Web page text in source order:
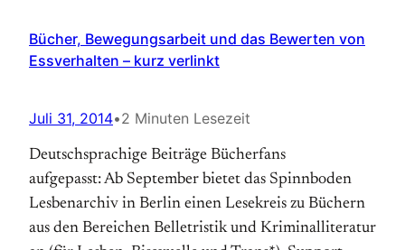
Bücher, Bewegungsarbeit und das Bewerten von
Essverhalten – kurz verlinkt
Juli 31, 2014•2 Minuten Lesezeit
Deutschsprachige Beiträge Bücherfans
aufgepasst: Ab September bietet das Spinnboden
Lesbenarchiv in Berlin einen Lesekreis zu Büchern
aus den Bereichen Belletristik und Kriminalliteratur